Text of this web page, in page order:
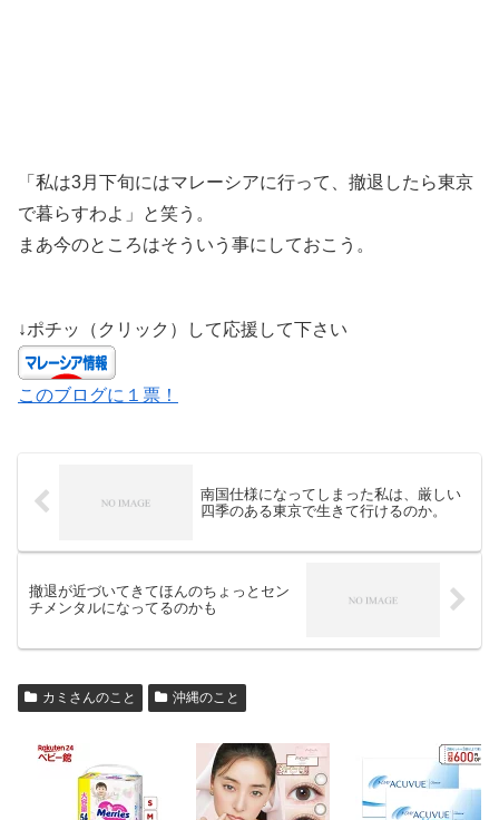
「私は3月下旬にはマレーシアに行って、撤退したら東京
で暮らすわよ」と笑う。
まあ今のところはそういう事にしておこう。
↓ポチッ（クリック）して応援して下さい
このブログに１票！
南国仕様になってしまった私は、厳しい
四季のある東京で生きて行けるのか。
撤退が近づいてきてほんのちょっとセン
チメンタルになってるのかも
カミさんのこと 沖縄のこと